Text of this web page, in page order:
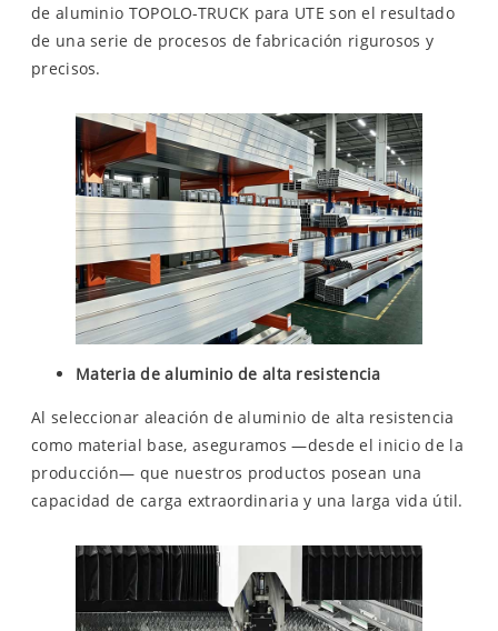
de aluminio TOPOLO-TRUCK para UTE son el resultado
de una serie de procesos de fabricación rigurosos y
precisos.
Materia de aluminio de alta resistencia
Al seleccionar aleación de aluminio de alta resistencia
como material base, aseguramos —desde el inicio de la
producción— que nuestros productos posean una
capacidad de carga extraordinaria y una larga vida útil.